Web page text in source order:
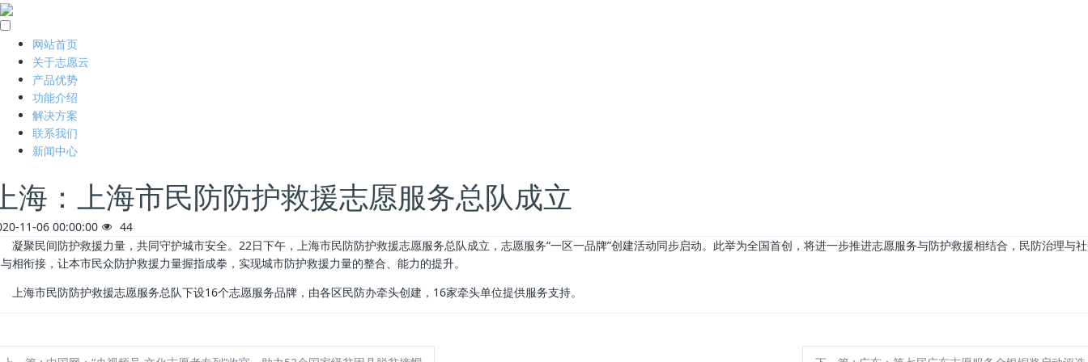
网站首页
关于志愿云
产品优势
功能介绍
解决方案
联系我们
新闻中心
海：上海市民防防护救援志愿服务总队成立
11-06 00:00:00
44
民间防护救援力量，共同守护城市安全。22日下午，上海市民防防护救援志愿服务总队成立，志愿服务“一区一品牌”创建活动同步启动。此举为全国首创，将进一步推进志愿服务与防护救援相结合，民防治理与
相衔接，让本市民众防护救援力量握指成拳，实现城市防护救援力量的整合、能力的提升。
市民防防护救援志愿服务总队下设16个志愿服务品牌，由各区民防办牵头创建，16家牵头单位提供服务支持。